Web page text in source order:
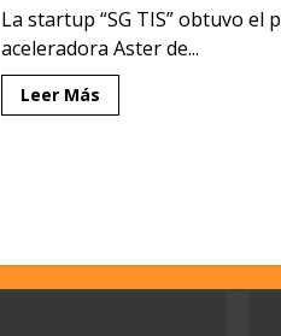
La startup “SG TIS” obtuvo el
aceleradora Aster de...
Leer Más